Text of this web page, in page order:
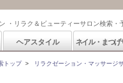
・リラク＆ビューティーサロン検索・
ヘアスタイル ネイル・まつげ
トップ> リラクゼーション・マッサージ